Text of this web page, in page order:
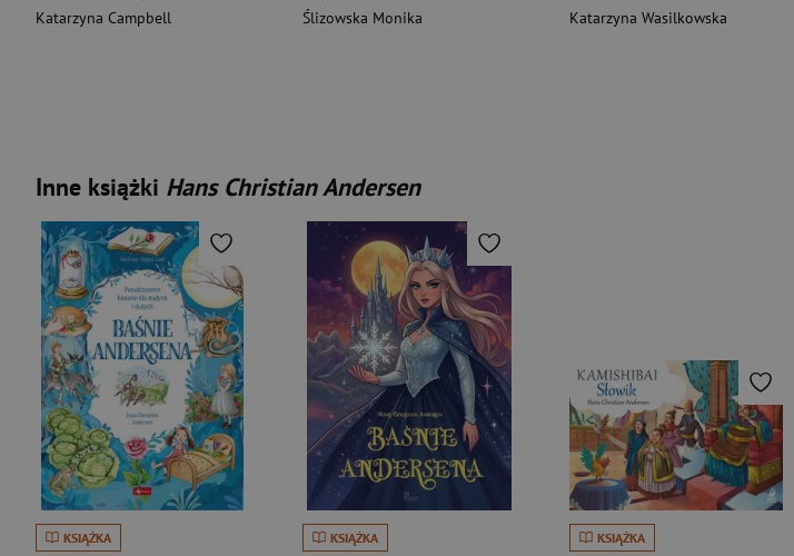
Katarzyna Campbell Ślizowska Monika Katarzyna Wasilkowska
Inne książki Hans Christian Andersen
KSIĄŻKA KSIĄŻKA KSIĄŻKA